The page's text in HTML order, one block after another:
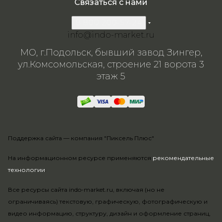
На информационном ресурсе применяются рекомендательные
технологии.
Все ресурсы сайта indo-market.ru, включая (но не
ограничиваясь) текстовую, графическую, фотографическую и
видео информацию, структуру, дизайн и оформление страниц,
Связаться с нами
info@indo-market.ru
МО, г.Подольск, бывший завод Зингер,
ул.Комсомольская, строение 21 ворота 3
этаж 5
Поддержка сайта — компания "Пиксель Плюс"